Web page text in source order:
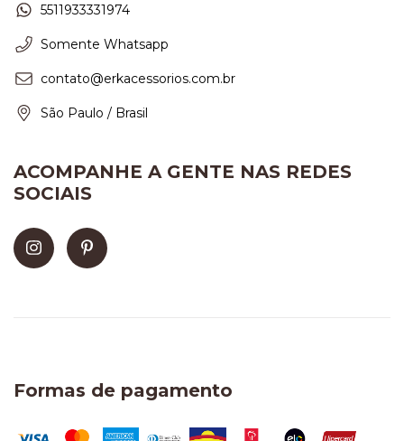
5511933331974
Somente Whatsapp
contato@erkacessorios.com.br
São Paulo / Brasil
ACOMPANHE A GENTE NAS REDES
SOCIAIS
Formas de pagamento